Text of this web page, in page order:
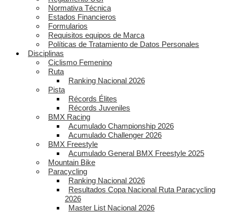
Normativa Técnica
Estados Financieros
Formularios
Requisitos equipos de Marca
Políticas de Tratamiento de Datos Personales
Disciplinas
Ciclismo Femenino
Ruta
Ranking Nacional 2026
Pista
Récords Élites
Récords Juveniles
BMX Racing
Acumulado Championship 2026
Acumulado Challenger 2026
BMX Freestyle
Acumulado General BMX Freestyle 2025
Mountain Bike
Paracycling
Ranking Nacional 2026
Resultados Copa Nacional Ruta Paracycling
2026
Master List Nacional 2026